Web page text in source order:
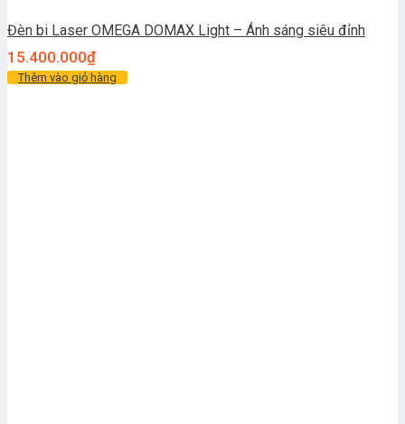
Đèn bi Laser OMEGA DOMAX Light – Ánh sáng siêu đỉnh
15.400.000₫
Thêm vào giỏ hàng